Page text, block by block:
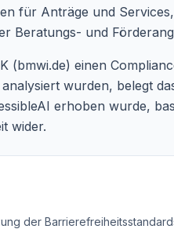
für Anträge und
Beratungs- und
(bmwi.de) einen
wurden, belegt
erhoben wurde,
wider.
der